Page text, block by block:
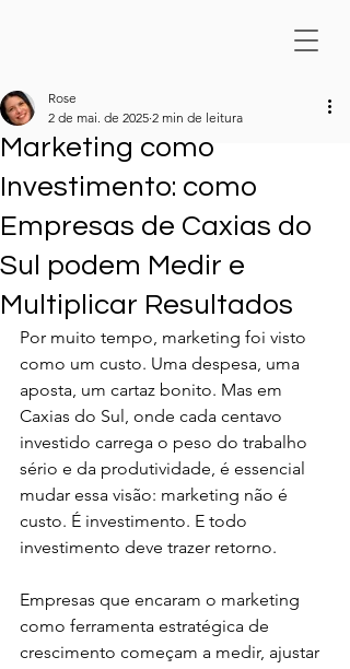
Marketing como
Investimento: como
Empresas de Caxias do
Sul podem Medir e
Multiplicar Resultados
Rose
2 de mai. de 2025 2 min de leitura
Por muito tempo, marketing foi visto
como um custo. Uma despesa, uma
aposta, um cartaz bonito. Mas em
Caxias do Sul, onde cada centavo
investido carrega o peso do trabalho
sério e da produtividade, é essencial
mudar essa visão: marketing não é
custo. É investimento. E todo
investimento deve trazer retorno.
Empresas que encaram o marketing
como ferramenta estratégica de
crescimento começam a medir, ajustar